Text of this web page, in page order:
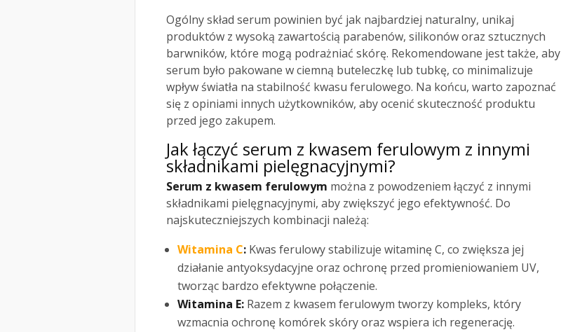
Ogólny skład serum powinien być jak najbardziej naturalny, unikaj
produktów z wysoką zawartością parabenów, silikonów oraz sztucznych
barwników, które mogą podrażniać skórę. Rekomendowane jest także, aby
serum było pakowane w ciemną buteleczkę lub tubkę, co minimalizuje
wpływ światła na stabilność kwasu ferulowego. Na końcu, warto zapoznać
się z opiniami innych użytkowników, aby ocenić skuteczność produktu
przed jego zakupem.
Jak łączyć serum z kwasem ferulowym z innymi
składnikami pielęgnacyjnymi?
Serum z kwasem ferulowym można z powodzeniem łączyć z innymi
składnikami pielęgnacyjnymi, aby zwiększyć jego efektywność. Do
najskuteczniejszych kombinacji należą:
Witamina C: Kwas ferulowy stabilizuje witaminę C, co zwiększa jej
działanie antyoksydacyjne oraz ochronę przed promieniowaniem UV,
tworząc bardzo efektywne połączenie.
Witamina E: Razem z kwasem ferulowym tworzy kompleks, który
wzmacnia ochronę komórek skóry oraz wspiera ich regenerację.